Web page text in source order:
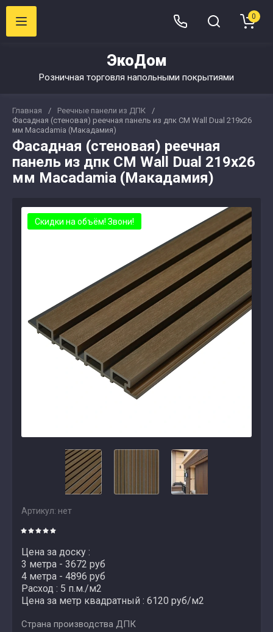
ЭкоДом
Розничная торговля напольными покрытиями
0
Главная / Реечные панели из ДПК
/
Фасадная (стеновая) реечная панель из дпк CM Wall Dual 219х26
мм Macadamia (Макадамия)
Фасадная (стеновая) реечная
панель из дпк CM Wall Dual 219х26
мм Macadamia (Макадамия)
Скидки на объём! Звони!
Артикул: нет
Цена за доску :
3 метра - 3672 руб
4 метра - 4896 руб
Расход : 5 п.м./м2
Цена за метр квадратный : 6120 руб/м2
Страна производства ДПК